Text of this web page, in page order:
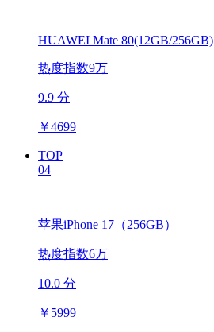
HUAWEI Mate 80(12GB/256GB)
热度指数9万
9.9 分
￥4699
TOP
04
苹果iPhone 17（256GB）
热度指数6万
10.0 分
￥ 5999